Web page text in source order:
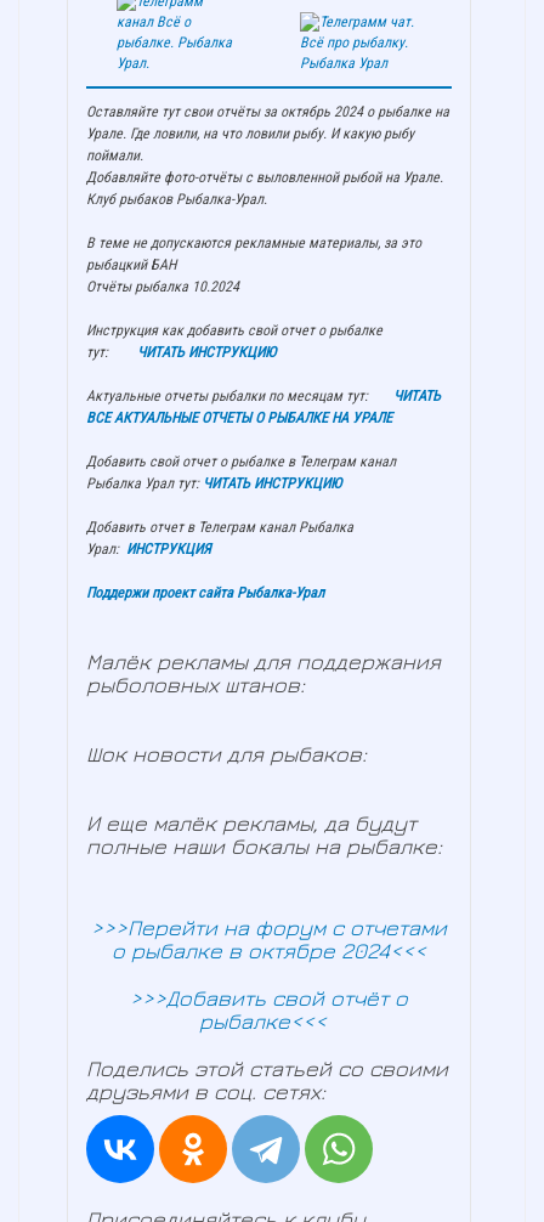
Оставляйте тут свои отчёты за октябрь 2024 о рыбалке на
Урале. Где ловили, на что ловили рыбу. И какую рыбу
поймали.
Добавляйте фото-отчёты с выловленной рыбой на Урале.
Клуб рыбаков Рыбалка-Урал.
В теме не допускаются рекламные материалы, за это
рыбацкий БАН
Отчёты рыбалка 10.2024
Инструкция как добавить свой отчет о рыбалке
тут:
ЧИТАТЬ ИНСТРУКЦИЮ
Актуальные отчеты рыбалки по месяцам тут:
ЧИТАТЬ
ВСЕ АКТУАЛЬНЫЕ ОТЧЕТЫ О РЫБАЛКЕ НА УРАЛЕ
Добавить свой отчет о рыбалке в Телеграм канал
Рыбалка Урал тут: ЧИТАТЬ ИНСТРУКЦИЮ
Добавить отчет в Телеграм канал Рыбалка
Урал: ИНСТРУКЦИЯ
Поддержи проект сайта Рыбалка-Урал
Малёк рекламы для поддержания
рыболовных штанов:
Шок новости для рыбаков:
И еще малёк рекламы, да будут
полные наши бокалы на рыбалке:
>>>Перейти на форум с отчетами
о рыбалке в октябре 2024<<<
>>>Добавить свой отчёт о
рыбалке<<<
Поделись этой статьей со своими
друзьями в соц. сетях: